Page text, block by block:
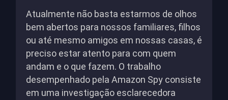
Atualmente não basta estarmos de olhos
bem abertos para nossos familiares, filhos
ou até mesmo amigos em nossas casas, é
preciso estar atento para com quem
andam e o que fazem. O trabalho
desempenhado pela Amazon Spy consiste
em uma investigação esclarecedora